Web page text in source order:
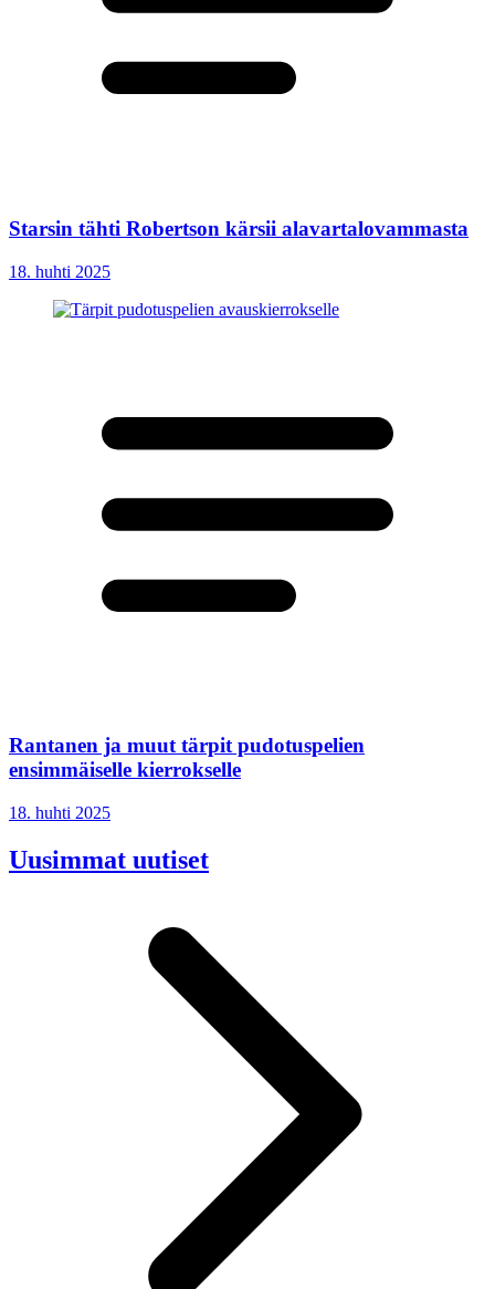
Starsin tähti Robertson kärsii alavartalovammasta
18. huhti 2025
Rantanen ja muut tärpit pudotuspelien
ensimmäiselle kierrokselle
18. huhti 2025
Uusimmat uutiset